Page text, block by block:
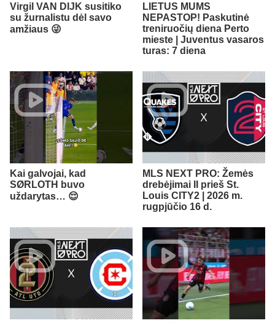
Virgil VAN DIJK susitiko
su žurnalistu dėl savo
amžiaus 😜
LIETUS MUMS
NEPASTOP! Paskutinė
treniruočių diena Perto
mieste | Juventus vasaros
turas: 7 diena
Kai galvojai, kad
SØRLOTH buvo
uždarytas… 😌
MLS NEXT PRO: Žemės
drebėjimai II prieš St.
Louis CITY2 | 2026 m.
rugpjūčio 16 d.